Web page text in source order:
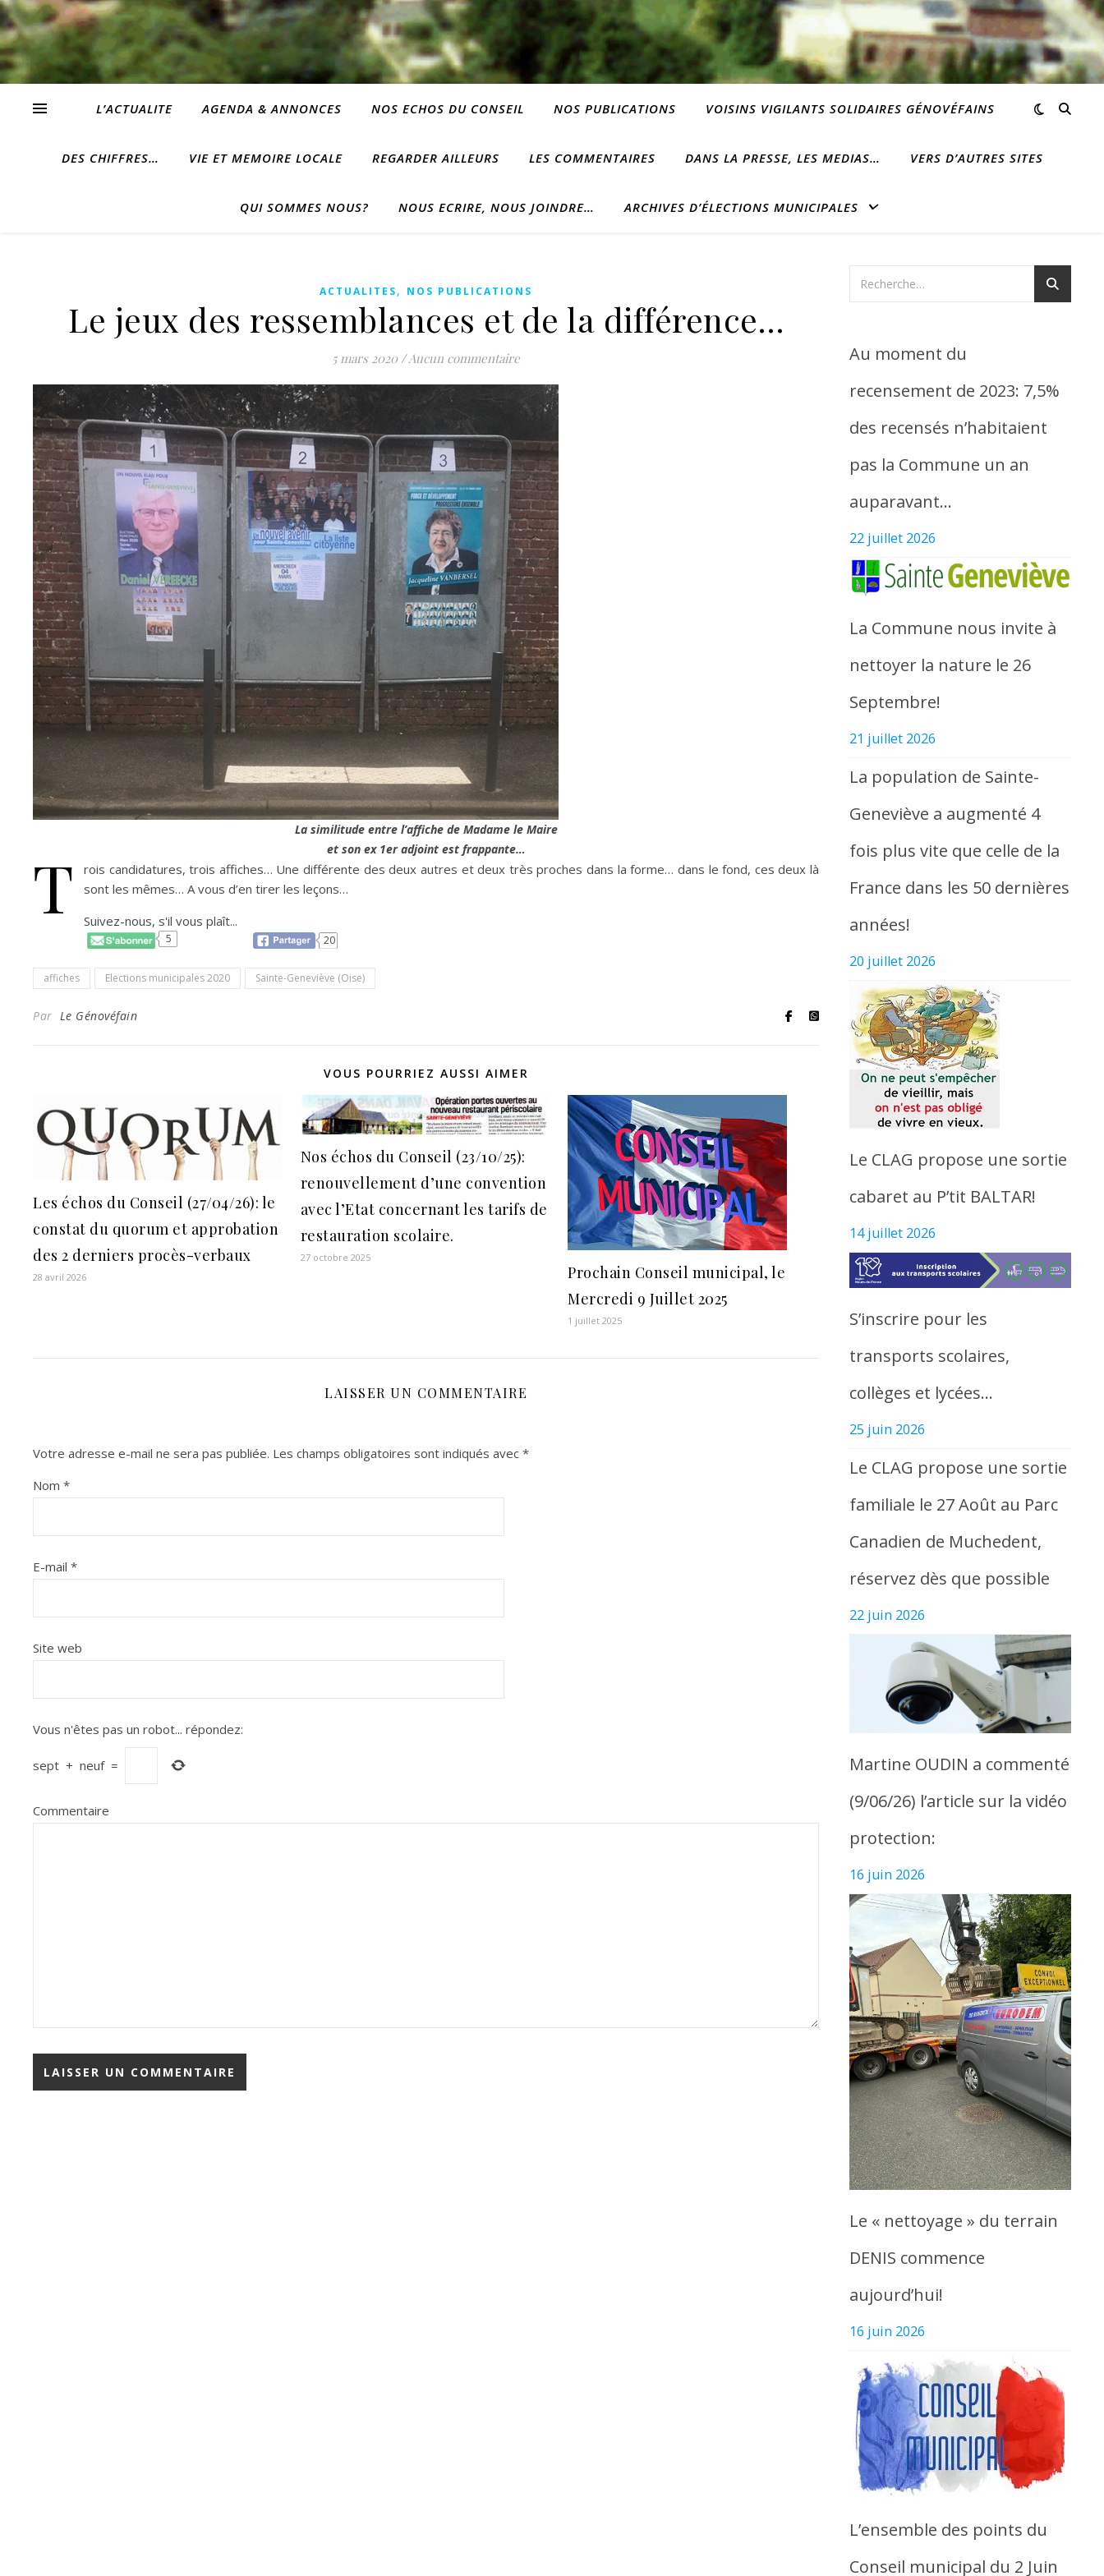
L’ACTUALITE AGENDA & ANNONCES NOS ECHOS DU CONSEIL NOS PUBLICATIONS VOISINS VIGILANTS SOLIDAIRES GÉNOVÉFAINS
DES CHIFFRES… VIE ET MEMOIRE LOCALE REGARDER AILLEURS LES COMMENTAIRES DANS LA PRESSE, LES MEDIAS… VERS D’AUTRES SITES
QUI SOMMES NOUS? NOUS ECRIRE, NOUS JOINDRE… ARCHIVES D’ÉLECTIONS MUNICIPALES
ACTUALITES, NOS PUBLICATIONS
Le jeux des ressemblances et de la différence…
5 mars 2020 /Aucun commentaire
La similitude entre l’affiche de Madame le Maire
et son ex 1er adjoint est frappante…
T
rois candidatures, trois affiches… Une différente des deux autres et deux très proches dans la forme… dans le fond, ces deux là
sont les mêmes… A vous d’en tirer les leçons…
Suivez-nous, s'il vous plaît...
5 20
affiches Elections municipales 2020 Sainte-Geneviève (Oise)
Par Le Génovéfain
VOUS POURRIEZ AUSSI AIMER
Les échos du Conseil (27/04/26): le
constat du quorum et approbation
des 2 derniers procès-verbaux
28 avril 2026
Nos échos du Conseil (23/10/25):
renouvellement d’une convention
avec l’Etat concernant les tarifs de
restauration scolaire.
27 octobre 2025
Prochain Conseil municipal, le
Mercredi 9 Juillet 2025
1 juillet 2025
LAISSER UN COMMENTAIRE
Votre adresse e-mail ne sera pas publiée. Les champs obligatoires sont indiqués avec *
Nom *
E-mail *
Site web
Vous n'êtes pas un robot... répondez:
sept + neuf =
Commentaire
Au moment du
recensement de 2023: 7,5%
des recensés n’habitaient
pas la Commune un an
auparavant…
22 juillet 2026
La Commune nous invite à
nettoyer la nature le 26
Septembre!
21 juillet 2026
La population de Sainte-
Geneviève a augmenté 4
fois plus vite que celle de la
France dans les 50 dernières
années!
20 juillet 2026
Le CLAG propose une sortie
cabaret au P’tit BALTAR!
14 juillet 2026
S’inscrire pour les
transports scolaires,
collèges et lycées…
25 juin 2026
Le CLAG propose une sortie
familiale le 27 Août au Parc
Canadien de Muchedent,
réservez dès que possible
22 juin 2026
Martine OUDIN a commenté
(9/06/26) l’article sur la vidéo
protection:
16 juin 2026
Le « nettoyage » du terrain
DENIS commence
aujourd’hui!
16 juin 2026
L’ensemble des points du
Conseil municipal du 2 Juin